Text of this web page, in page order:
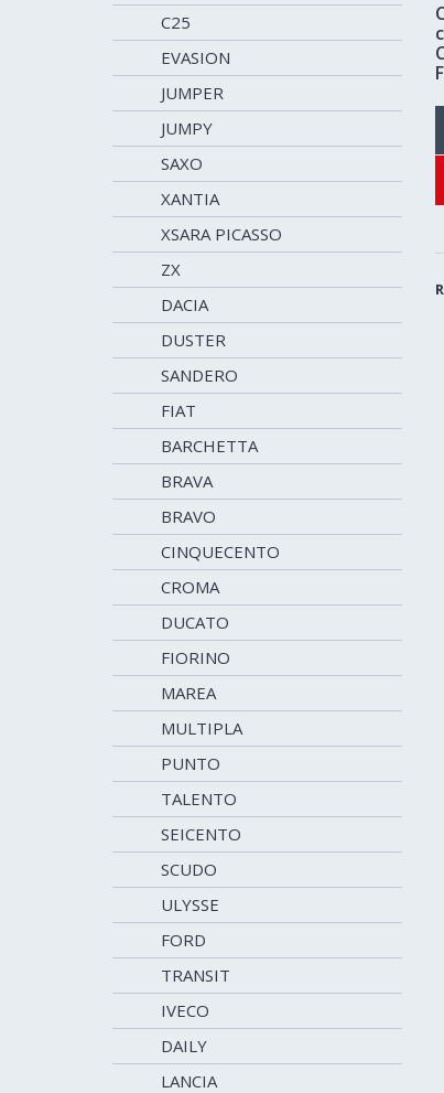
C25
EVASION
JUMPER
JUMPY
SAXO
XANTIA
XSARA PICASSO
ZX
DACIA
DUSTER
SANDERO
FIAT
BARCHETTA
BRAVA
BRAVO
CINQUECENTO
CROMA
DUCATO
FIORINO
MAREA
MULTIPLA
PUNTO
TALENTO
SEICENTO
SCUDO
ULYSSE
FORD
TRANSIT
IVECO
DAILY
LANCIA